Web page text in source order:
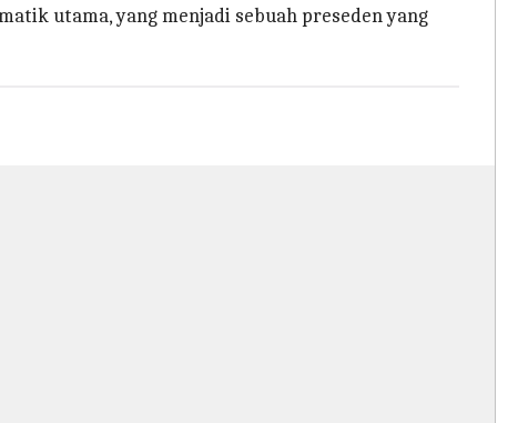
utama, yang menjadi sebuah preseden yang